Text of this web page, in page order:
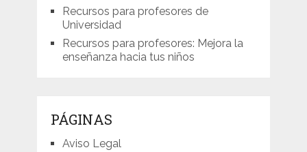
Recursos para profesores de
Universidad
Recursos para profesores: Mejora la
enseñanza hacia tus niños
PÁGINAS
Aviso Legal